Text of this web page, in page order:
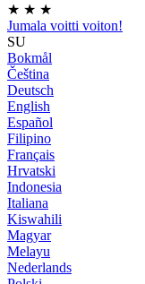
★ ★ ★
Jumala voitti voiton!
SU
Bokmål
Čeština
Deutsch
English
Español
Filipino
Français
Hrvatski
Indonesia
Italiana
Kiswahili
Magyar
Melayu
Nederlands